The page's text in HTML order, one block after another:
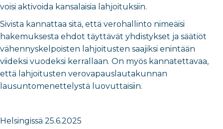
voisi aktivoida kansalaisia lahjoituksiin.
Sivista kannattaa sitä, että verohallinto nimeäisi
hakemuksesta ehdot täyttävät yhdistykset ja säätiöt
vähennyskelpoisten lahjoitusten saajiksi enintään
viideksi vuodeksi kerrallaan. On myös kannatettavaa,
että lahjoitusten verovapauslautakunnan
lausuntomenettelystä luovuttaisiin.
Helsingissä 25.6.2025